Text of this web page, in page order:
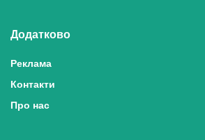
Додатково
Реклама
Контакти
Про нас